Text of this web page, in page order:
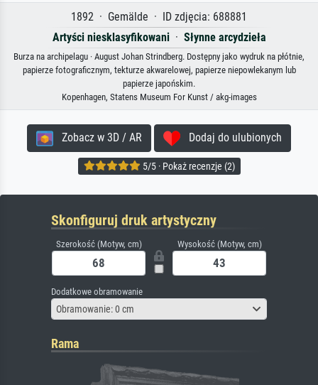
1892 · Gemälde · ID zdjęcia: 688881
Artyści niesklasyfikowani· Słynne arcydzieła
Burza na archipelagu · August Johan Strindberg. Dostępny jako wydruk na płótnie,
papierze fotograficznym, tekturze akwarelowej, papierze niepowlekanym lub
papierze japońskim.
Kopenhagen, Statens Museum For Kunst / akg-images
Zobacz w 3D / AR Dodaj do ulubionych
5/5 · Pokaż recenzje (2)
Skonfiguruj druk artystyczny
Szerokość (Motyw, cm) Wysokość (Motyw, cm)
Dodatkowe obramowanie
Obramowanie: 0 cm
Rama